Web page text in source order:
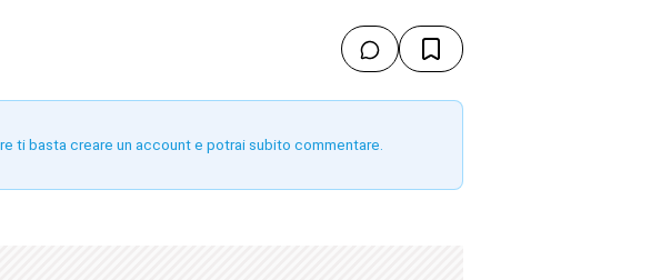
ti basta creare un account e potrai subito commentare.